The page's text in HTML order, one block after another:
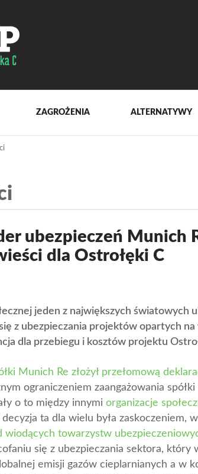
ZAGROŻENIA ALTERNATYWY
ubezpieczeń Munich
dla Ostrołęki C
jeden z największych światowych
z ubezpieczania projektów opartych
dla przebiegu i kosztów projektu
Munich Re złożył przełomową
ograniczeniem zaangażowania
o to między innymi organizacje
decyzja ta dla wielu była zaskoczeniem,
wiodących towarzystw
się z ubezpieczania sektora, który
emisji gazów cieplarnianych a w